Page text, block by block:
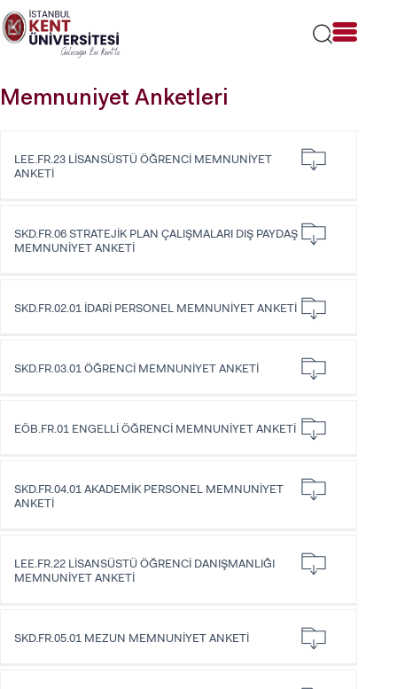
Lütfen
dikkat:
Bu
bir
Memnuniyet Anketleri
LEE.FR.23 LİSANSÜSTÜ ÖĞRENCİ MEMNUNİYET
ANKETİ
SKD.FR.06 STRATEJİK PLAN ÇALIŞMALARI DIŞ PAYDAŞ
MEMNUNİYET ANKETİ
SKD.FR.02.01 İDARİ PERSONEL MEMNUNİYET ANKETİ
SKD.FR.03.01 ÖĞRENCİ MEMNUNİYET ANKETİ
EÖB.FR.01 ENGELLİ ÖĞRENCİ MEMNUNİYET ANKETİ
SKD.FR.04.01 AKADEMİK PERSONEL MEMNUNİYET
ANKETİ
LEE.FR.22 LİSANSÜSTÜ ÖĞRENCİ DANIŞMANLIĞI
MEMNUNİYET ANKETİ
SKD.FR.05.01 MEZUN MEMNUNİYET ANKETİ